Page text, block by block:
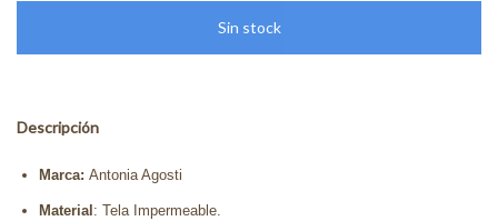
Descripción
Marca: Antonia Agosti
Material: Tela Impermeable.